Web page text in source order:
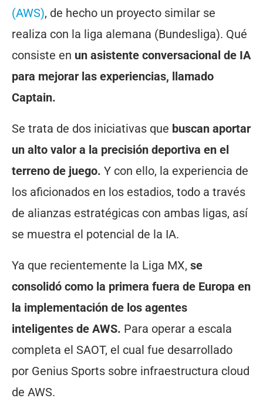
(AWS), de hecho un proyecto similar se
realiza con la liga alemana (Bundesliga). Qué
consiste en un asistente conversacional de IA
para mejorar las experiencias, llamado
Captain.
Se trata de dos iniciativas que buscan aportar
un alto valor a la precisión deportiva en el
terreno de juego. Y con ello, la experiencia de
los aficionados en los estadios, todo a través
de alianzas estratégicas con ambas ligas, así
se muestra el potencial de la IA.
Ya que recientemente la Liga MX, se
consolidó como la primera fuera de Europa en
la implementación de los agentes
inteligentes de AWS. Para operar a escala
completa el SAOT, el cual fue desarrollado
por Genius Sports sobre infraestructura cloud
de AWS.